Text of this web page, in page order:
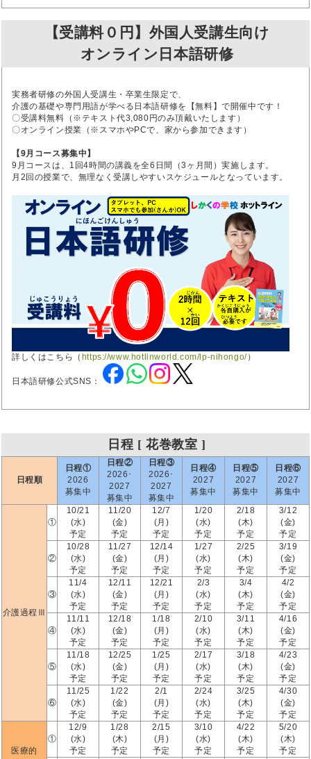
【受講料０円】外国人受講生向け
オンライン日本語研修
実務者研修の外国人受講生・卒業生限定で、
介護の基礎や専門用語が学べる日本語研修を【無料】で開催中です！
〇受講料無料（※テキスト代3,080円のみ頂戴いたします）
〇オンライン授業（※スマホやPCで、家から参加できます）
【9月コース募集中】
9月コースは、1回4時間の講義を全6日間（3ヶ月間）実施します。
月2回の授業で、無理なく受講しやすいスケジュールとなっています。
詳しくはこちら（ https://www.hotlinworld.com/lp-nihongo/）
日本語研修公式SNS：
日程 [ 花巻教室 ]
日程順
日程①
2026
募集中
日程②
2026･
2027
募集中
日程③
2026･
2027
募集中
日程④
2027
募集中
日程⑤
2027
募集中
日程⑥
2027
募集中
介護過程Ⅲ
①
10/21
(水)
予定
11/20
(金)
予定
12/7
(月)
予定
1/20
(水)
予定
2/18
(木)
予定
3/12
(金)
予定
②
10/28
(水)
予定
11/27
(金)
予定
12/14
(月)
予定
1/27
(水)
予定
2/25
(木)
予定
3/19
(金)
予定
③
11/4
(水)
予定
12/11
(金)
予定
12/21
(月)
予定
2/3
(水)
予定
3/4
(木)
予定
4/2
(金)
予定
④
11/11
(水)
予定
12/18
(金)
予定
1/18
(月)
予定
2/10
(水)
予定
3/11
(木)
予定
4/16
(金)
予定
⑤
11/18
(水)
予定
12/25
(金)
予定
1/25
(月)
予定
2/17
(水)
予定
3/18
(木)
予定
4/23
(金)
予定
⑥
11/25
(水)
予定
1/22
(金)
予定
2/1
(月)
予定
2/24
(水)
予定
3/25
(木)
予定
4/30
(金)
予定
医療的
①
12/9
(水)
予定
1/28
(木)
予定
2/15
(月)
予定
3/10
(水)
予定
4/22
(木)
予定
5/20
(木)
予定